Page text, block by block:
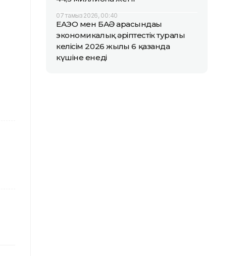
07 тамыз 2026, 00:40
ЕАЭО мен БАӘ арасындағы
экономикалық әріптестік туралы
келісім 2026 жылғы 6 қазанда
күшіне енеді